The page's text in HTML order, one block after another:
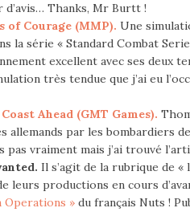
d’avis… Thanks, Mr Burtt !
of Courage (MMP). Une
la série « Standard Combat
excellent avec ses deux
très tendue que j’ai eu
Ahead (GMT Games).
allemands par les bombardiers
pas vraiment mais j’ai trouvé
Il s’agit de la rubrique de
leurs productions en cours
Operations » du français Nuts !